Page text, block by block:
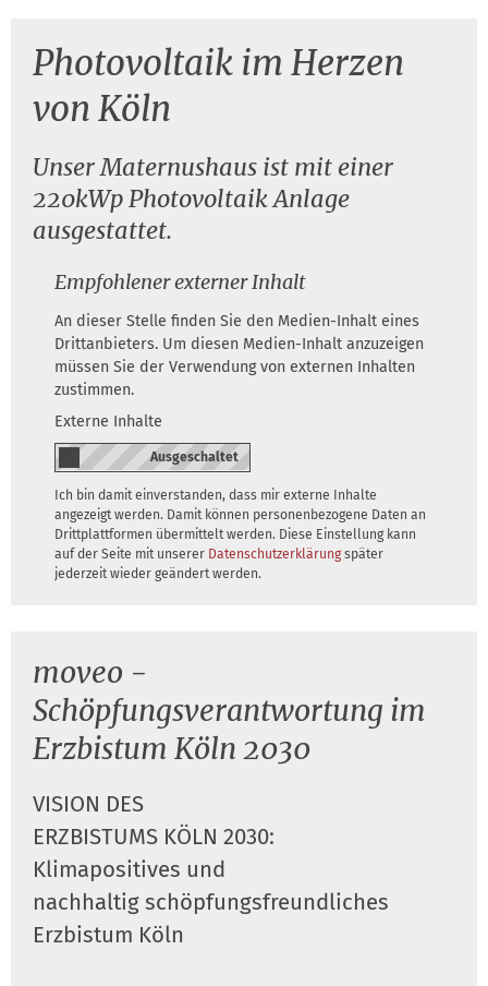
Photovoltaik im Herzen
von Köln
Unser Maternushaus ist mit einer
220kWp Photovoltaik Anlage
ausgestattet.
Empfohlener externer Inhalt
An dieser Stelle finden Sie den Medien-Inhalt eines
Drittanbieters. Um diesen Medien-Inhalt anzuzeigen
müssen Sie der Verwendung von externen Inhalten
zustimmen.
Externe Inhalte
Ich bin damit einverstanden, dass mir externe Inhalte
angezeigt werden. Damit können personenbezogene Daten an
Drittplattformen übermittelt werden. Diese Einstellung kann
auf der Seite mit unserer Datenschutzerklärungspäter
jederzeit wieder geändert werden.
moveo -
Schöpfungsverantwortung im
Erzbistum Köln 2030
VISION DES
ERZBISTUMS KÖLN 2030:
Klimapositives und
nachhaltig schöpfungsfreundliches
Erzbistum Köln